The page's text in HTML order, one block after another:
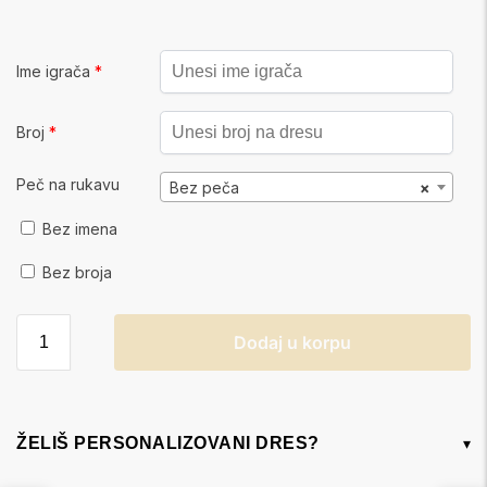
Ime igrača *
Broj *
Peč na rukavu ×
Bez peča
Bez imena
Bez broja
Dodaj u korpu
ŽELIŠ PERSONALIZOVANI DRES? ▾